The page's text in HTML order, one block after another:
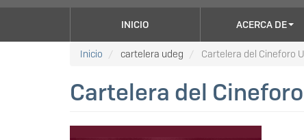
NAVEGACIÓN
PRINCIPAL
INICIO ACERCA DE
Inicio cartelera udeg Cartelera del Cineforo
Cartelera del